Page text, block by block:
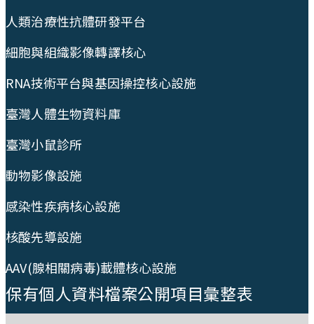
人類治療性抗體研發平台
細胞與組織影像轉譯核心
RNA技術平台與基因操控核心設施
臺灣人體生物資料庫
臺灣小鼠診所
動物影像設施
感染性疾病核心設施
核酸先導設施
AAV(腺相關病毒)載體核心設施
保有個人資料檔案公開項目彙整表